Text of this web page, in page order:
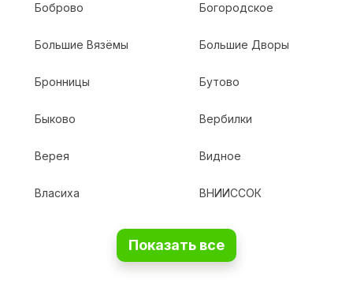
Боброво Богородское
Большие Вязёмы Большие Дворы
Бронницы Бутово
Быково Вербилки
Верея Видное
Власиха ВНИИССОК
Показать все